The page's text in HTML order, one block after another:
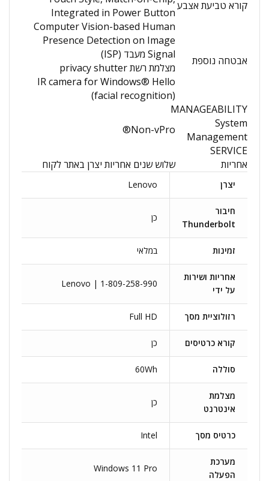
קורא טביעת אצבע
Integrated in Power Button
אבטחה נוספת
Computer Vision-based Human
Presence Detection on Image
Signal מעבד (ISP)
מצלמת רשת privacy shutter
IR camera for Windows® Hello
(facial recognition)
MANAGEABILITY
System
Management
Non-vPro®
SERVICE
אחריות
שלוש שנים אחריות יצרן באתר לקוח
יצרן Lenovo
חיבור
Thunderbolt
כן
זמינות במלאי
אחריות ושירות
על ידי
Lenovo | 1-809-258-990
רזולוציית מסך Full HD
קורא כרטיסים כן
סוללה 60Wh
מצלמת
אינטרנט
כן
כרטיס מסך Intel
מערכת
הפעלה
Windows 11 Pro